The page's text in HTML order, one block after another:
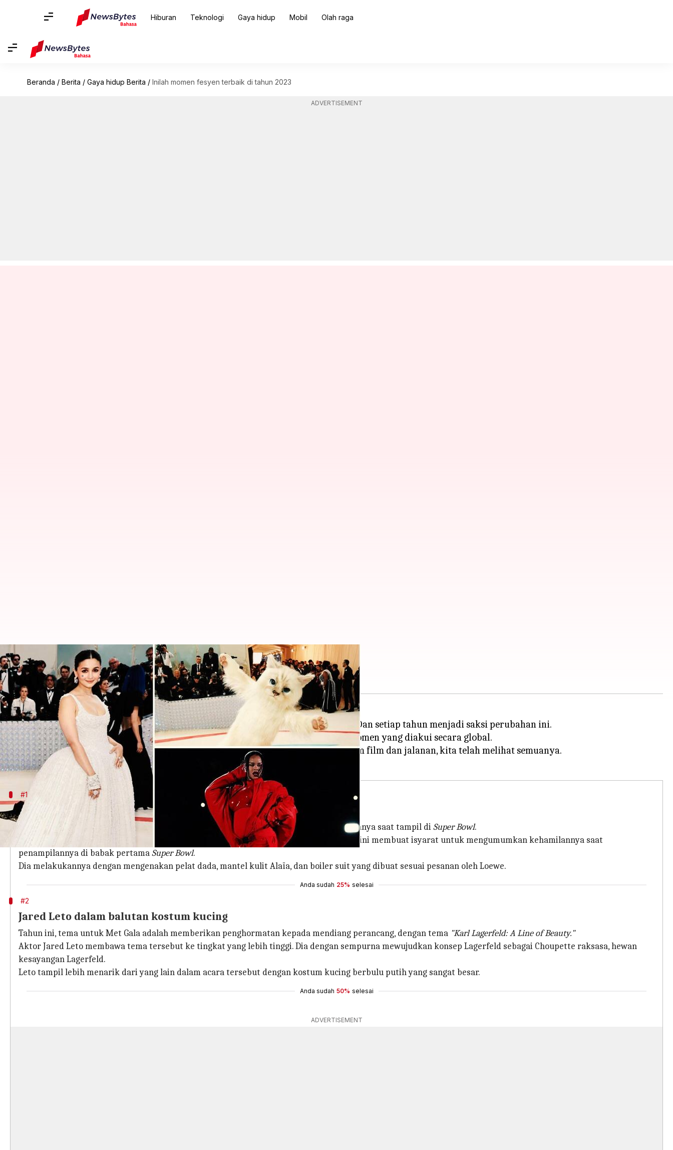
Hiburan Teknologi Gaya hidup Mobil Olah raga
Beranda / Berita / Gaya hidup Berita / Inilah momen fesyen terbaik di tahun 2023
ADVERTISEMENT
Inilah momen fesyen terbaik di tahun 2023
menulis Taufiq Al Jufri Dec 14, 2023 11:49 am
Apa ceritanya
Fesyen berevolusi dan menciptakan kembali dirinya sendiri dari waktu ke waktu. Dan setiap tahun menjadi saksi perubahan ini.
Tahun 2023 juga tidak berbeda. Tahun ini berkontribusi pada berbagai tren dan momen yang diakui secara global.
Mulai dari karpet merah dan catwalk yang berpengaruh hingga representasi dalam film dan jalanan, kita telah melihat semuanya.
#1
Pengumuman kehamilan Rihanna yang ikonik
Pakaian merah Rihanna membuat sebuah pernyataan saat ia mengumumkan kehamilannya saat tampil diSuper Bowl.
Setelah lima tahun rehat dari pertunjukan langsung, artis yang berubah menjadi mogul ini membuat isyarat untuk mengumumkan kehamilannya saat
penampilannya di babak pertamaSuper Bowl.
Dia melakukannya dengan mengenakan pelat dada, mantel kulit Alaïa, dan boiler suit yang dibuat sesuai pesanan oleh Loewe.
Anda sudah 25% selesai
#2
Jared Leto dalam balutan kostum kucing
Tahun ini, tema untuk Met Gala adalah memberikan penghormatan kepada mendiang perancang, dengan tema "Karl Lagerfeld: A Line of Beauty."
Aktor Jared Leto membawa tema tersebut ke tingkat yang lebih tinggi. Dia dengan sempurna mewujudkan konsep Lagerfeld sebagai Choupette raksasa, hewan
kesayangan Lagerfeld.
Leto tampil lebih menarik dari yang lain dalam acara tersebut dengan kostum kucing berbulu putih yang sangat besar.
Anda sudah 50% selesai
ADVERTISEMENT